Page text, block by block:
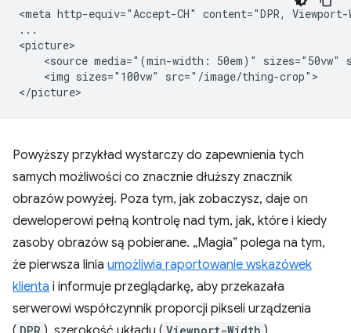
<meta http-equiv="Accept-CH" content="DPR,
...
<picture>
<source media="(min-width: 50em)" sizes="50vw"
    <img sizes="100vw" src="/image/thing-crop">
Powyższy przykład wystarczy do zapewnienia tych
samych możliwości co znacznie dłuższy znacznik
obrazów powyżej. Poza tym, jak zobaczysz, daje on
deweloperowi pełną kontrolę nad tym, jak, które i kiedy
zasoby obrazów są pobierane. „Magia” polega na tym,
że pierwsza linia umożliwia raportowanie wskazówek
klienta i informuje przeglądarkę, aby przekazała
serwerowi współczynnik proporcji pikseli urządzenia